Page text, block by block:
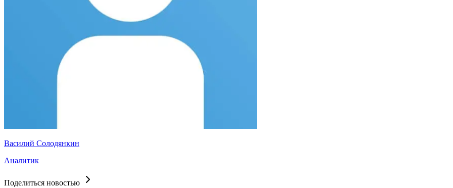
Василий Солодянкин
Аналитик
Поделиться новостью